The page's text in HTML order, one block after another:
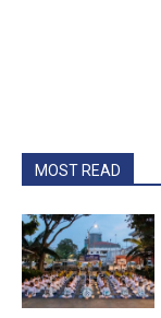
MOST READ